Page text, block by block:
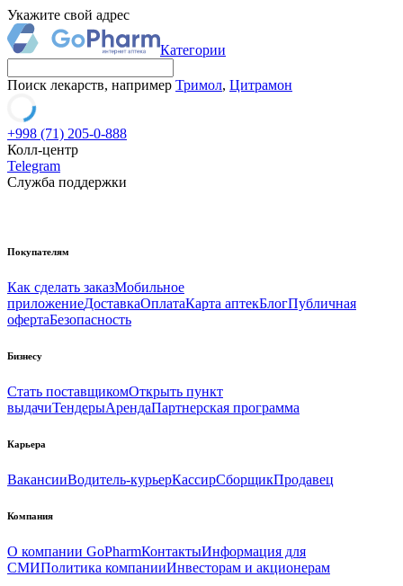
Укажите свой адрес
Категории
Поиск лекарств, например Тримол, Цитрамон
+998 (71) 205-0-888
Колл-центр
Telegram
Служба поддержки
Покупателям
Как сделать заказМобильное
приложениеДоставкаОплатаКарта аптекБлогПубличная
офертаБезопасность
Бизнесу
Стать поставщикомОткрыть пункт
выдачиТендерыАрендаПартнерская программа
Карьера
ВакансииВодитель-курьерКассирСборщикПродавец
Компания
О компании GoPharmКонтактыИнформация для
СМИПолитика компанииИнвесторам и акционерам